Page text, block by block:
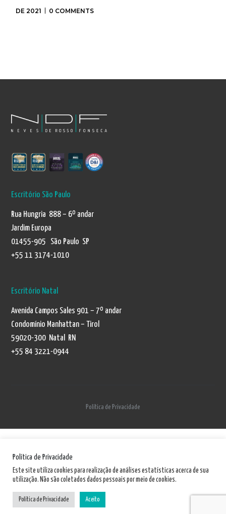
DE 2021
0 COMMENTS
Escritório São Paulo
Rua Hungria 888 – 6º andar
Jardim Europa
01455-905 São Paulo SP
+55 11 3174-1010
Escritório Natal
Avenida Campos Sales 901 – 7º andar
Condomínio Manhattan – Tirol
59020-300 Natal RN
+55 84 3221-0944
Política de Privacidade
Política de Privacidade
Este site utiliza cookies para realização de análises estatísticas acerca de sua
utilização. Não são coletados dados pessoais por meio de cookies.
Política de Privacidade Aceito